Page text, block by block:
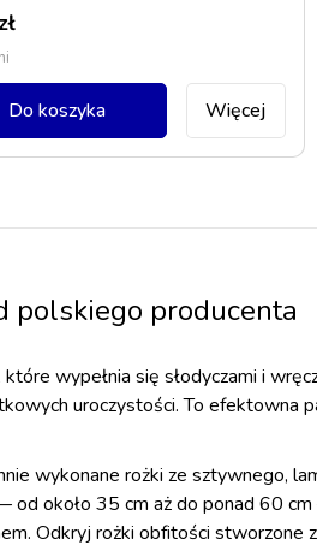
zł
Więcej
Do koszyka
polskiego producenta
wypełnia się słodyczami i
uroczystości. To efektowna
wykonane rożki ze sztywnego,
około 35 cm aż do ponad 60
Odkryj rożki obfitości stworzone